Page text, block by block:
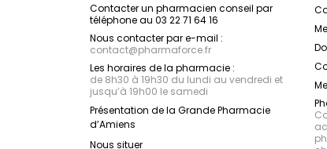
Contacter un pharmacien conseil par
téléphone au 03 22 71 64 16
Nous contacter par e-mail :
contact@pharmaforce.fr
Les horaires de la pharmacie :
de 8h30 à 19h30 du lundi au vendredi et
jusqu’à 19h00 le samedi
Présentation de la Grande Pharmacie
d’Amiens
Nous situer